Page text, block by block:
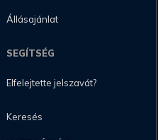
Állásajánlat
SEGÍTSÉG
Elfelejtette jelszavát?
Keresés